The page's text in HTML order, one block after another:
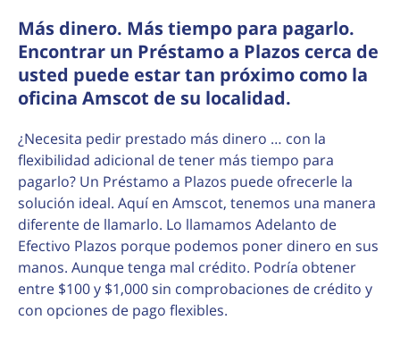
Más dinero. Más tiempo para pagarlo.
Encontrar un Préstamo a Plazos cerca de
usted puede estar tan próximo como la
oficina Amscot de su localidad.
¿Necesita pedir prestado más dinero … con la
flexibilidad adicional de tener más tiempo para
pagarlo? Un Préstamo a Plazos puede ofrecerle la
solución ideal. Aquí en Amscot, tenemos una manera
diferente de llamarlo. Lo llamamos Adelanto de
Efectivo Plazos porque podemos poner dinero en sus
manos. Aunque tenga mal crédito. Podría obtener
entre $100 y $1,000 sin comprobaciones de crédito y
con opciones de pago flexibles.